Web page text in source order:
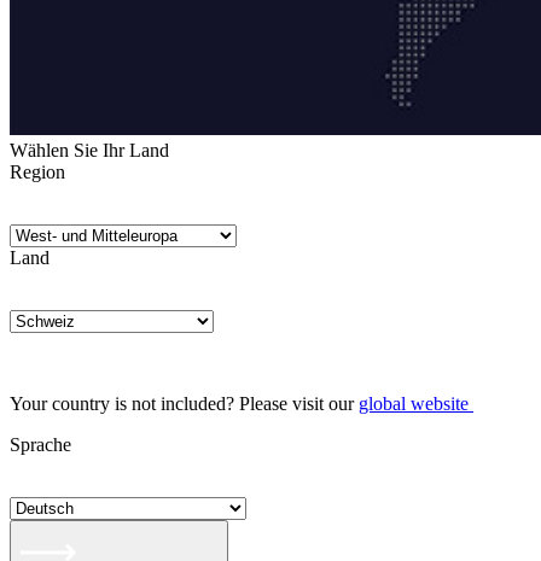
Wählen Sie Ihr Land
Region
Land
Your country is not included? Please visit our global website
Sprache